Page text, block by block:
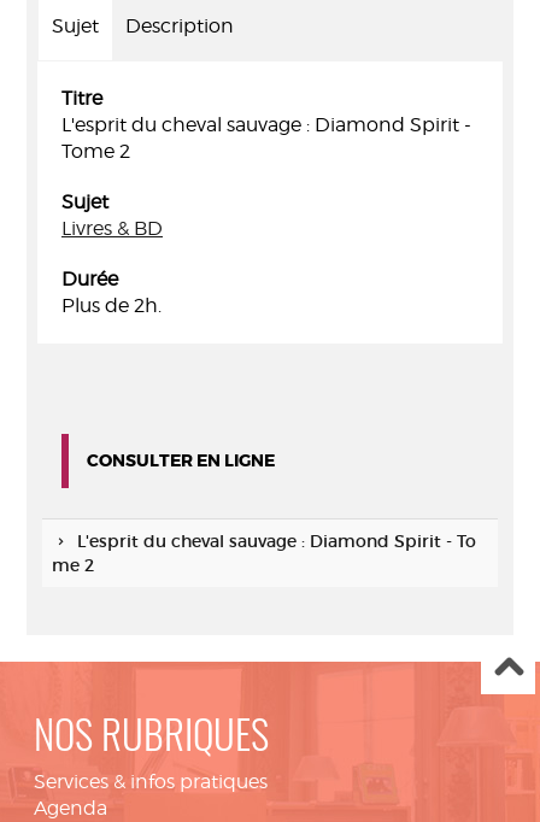
Sujet Description
Titre
L'esprit du cheval sauvage : Diamond Spirit -
Tome 2
Sujet
Livres & BD
Durée
Plus de 2h.
CONSULTER EN LIGNE
L'esprit du cheval sauvage : Diamond Spirit - To
me 2
NOS RUBRIQUES
Services & infos pratiques
Agenda